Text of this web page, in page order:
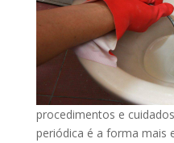
procedimentos e
periódica é a forma mais